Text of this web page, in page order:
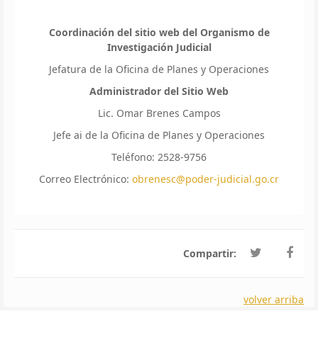
Coordinación del sitio web del Organismo de
Investigación Judicial
Jefatura de la Oficina de Planes y Operaciones
Administrador del Sitio Web
Lic. Omar Brenes Campos
Jefe ai de la Oficina de Planes y Operaciones
Teléfono: 2528-9756
Correo Electrónico: obrenesc@poder-judicial.go.cr
Compartir:
volver arriba